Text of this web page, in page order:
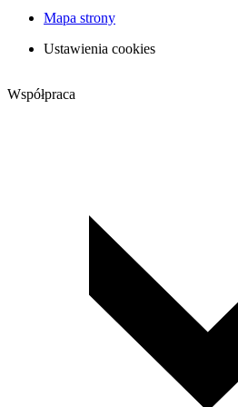
Mapa strony
Ustawienia cookies
Współpraca